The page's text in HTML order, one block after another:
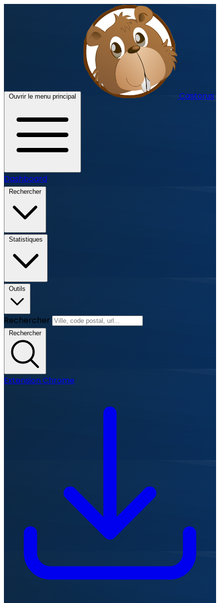
Ouvrir le menu principal Castorus
Dashboard
Rechercher
Statistiques
Outils
Rechercher
Rechercher
Extension Chrome